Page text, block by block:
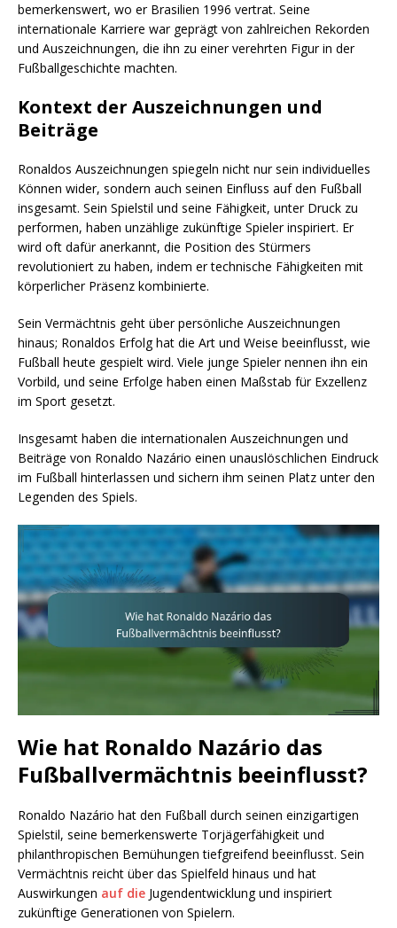
bemerkenswert, wo er Brasilien 1996 vertrat. Seine
internationale Karriere war geprägt von zahlreichen Rekorden
und Auszeichnungen, die ihn zu einer verehrten Figur in der
Fußballgeschichte machten.
Kontext der Auszeichnungen und
Beiträge
Ronaldos Auszeichnungen spiegeln nicht nur sein individuelles
Können wider, sondern auch seinen Einfluss auf den Fußball
insgesamt. Sein Spielstil und seine Fähigkeit, unter Druck zu
performen, haben unzählige zukünftige Spieler inspiriert. Er
wird oft dafür anerkannt, die Position des Stürmers
revolutioniert zu haben, indem er technische Fähigkeiten mit
körperlicher Präsenz kombinierte.
Sein Vermächtnis geht über persönliche Auszeichnungen
hinaus; Ronaldos Erfolg hat die Art und Weise beeinflusst, wie
Fußball heute gespielt wird. Viele junge Spieler nennen ihn ein
Vorbild, und seine Erfolge haben einen Maßstab für Exzellenz
im Sport gesetzt.
Insgesamt haben die internationalen Auszeichnungen und
Beiträge von Ronaldo Nazário einen unauslöschlichen Eindruck
im Fußball hinterlassen und sichern ihm seinen Platz unter den
Legenden des Spiels.
Wie hat Ronaldo Nazário das
Fußballvermächtnis beeinflusst?
Ronaldo Nazário hat den Fußball durch seinen einzigartigen
Spielstil, seine bemerkenswerte Torjägerfähigkeit und
philanthropischen Bemühungen tiefgreifend beeinflusst. Sein
Vermächtnis reicht über das Spielfeld hinaus und hat
Auswirkungen auf die Jugendentwicklung und inspiriert
zukünftige Generationen von Spielern.